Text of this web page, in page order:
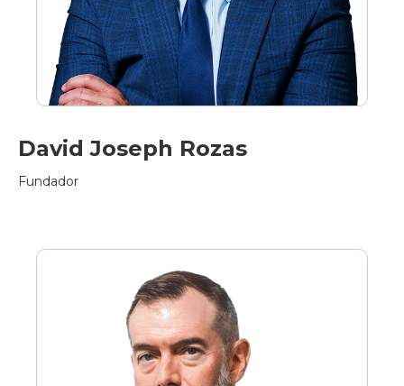
David Joseph Rozas
Fundador